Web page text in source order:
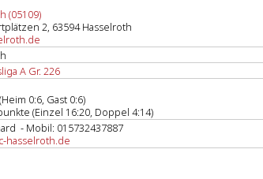
(05109)
2, 63594 Hasselroth
A Gr. 226
0:6, Gast 0:6)
(Einzel 16:20, Doppel 4:14)
- Mobil: 015732437887
hasselroth.de